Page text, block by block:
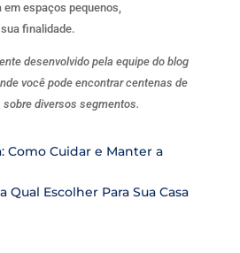
em espaços pequenos,
finalidade.
desenvolvido pela equipe do blog
você pode encontrar centenas de
diversos segmentos.
Como Cuidar e Manter a
Qual Escolher Para Sua Casa